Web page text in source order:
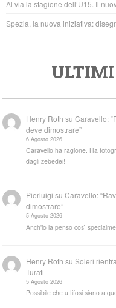
Al via la stagione dell’U15. Il
Spezia, la nuova iniziativa:
Henry Roth suCaravello:
deve dimostrare”
6 Agosto 2026
Caravello ha ragione. Ha
dagli zebedei!
Pierluigi suCaravello:
dimostrare”
5 Agosto 2026
Anch'io la penso così
Henry Roth suSoleri
Turati
5 Agosto 2026
Possibile che u tifosi siano a